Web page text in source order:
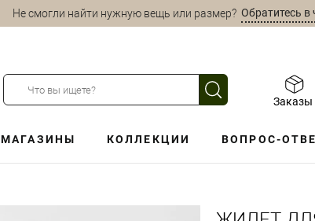
Не смогли найти нужную вещь или размер?Обратитесь в
Заказы
МАГАЗИНЫ КОЛЛЕКЦИИ ВОПРОС-